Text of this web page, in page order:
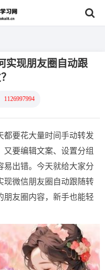
实现朋友圈自动跟
1126997994
要花大量时间手动转发
要编辑文案、设置分组
易出错。今天就给大家分
现微信朋友圈自动跟随转
友圈内容，新手也能轻